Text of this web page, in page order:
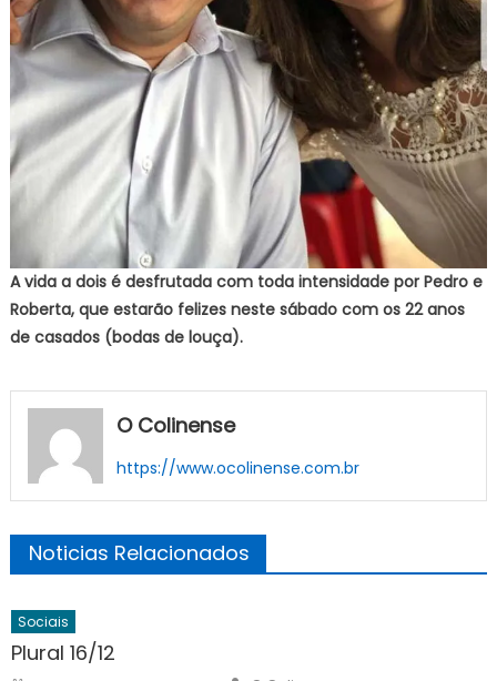
A vida a dois é desfrutada com toda intensidade por Pedro e
Roberta, que estarão felizes neste sábado com os 22 anos
de casados (bodas de louça).
O Colinense
https://www.ocolinense.com.br
Noticias Relacionados
Sociais
Plural 16/12